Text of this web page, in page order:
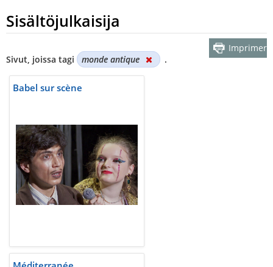
Sisältöjulkaisija
Sivut, joissa tagi monde antique .
Imprimer
Babel sur scène